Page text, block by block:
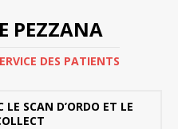
PEZZANA
DES PATIENTS
SCAN D’ORDO ET LE